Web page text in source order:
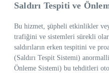
Saldırı Tespiti ve
Bu hizmet, şüpheli etkinlikler
trafiğini ve sistemleri sürekli
saldırıların erken tespitini ve
(Saldırı Tespit Sistemi)
Önleme Sistemi) bu tehditleri